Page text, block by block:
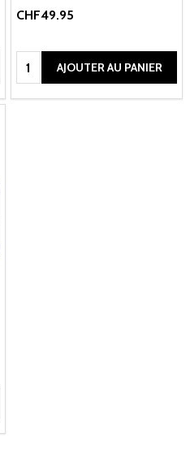
CHF49.95
Quantité:AJOUTER AU PANIER